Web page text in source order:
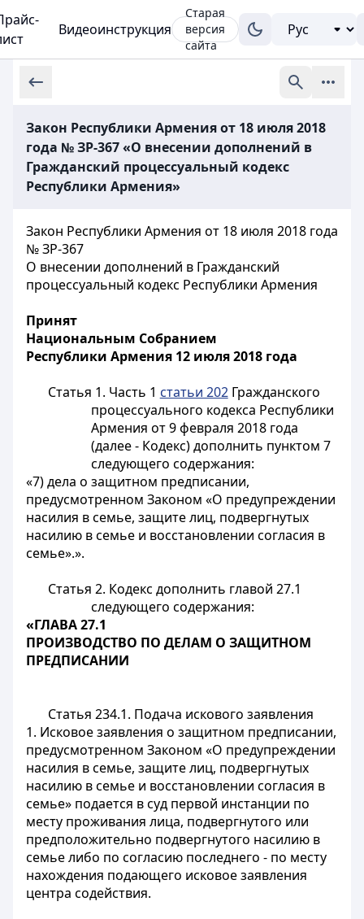
Видеоинструкция
Старая
версия
сайта
Закон Республики Армения от 18 июля 2018
года № ЗР-367 «О внесении дополнений в
Гражданский процессуальный кодекс
Республики Армения»
Закон Республики Армения от 18 июля 2018 года
№ ЗР-367
О внесении дополнений в Гражданский
процессуальный кодекс Республики Армения
Принят
Национальным Собранием
Республики Армения 12 июля 2018 года
Статья 1. Часть 1 статьи 202Гражданского
процессуального кодекса Республики
Армения от 9 февраля 2018 года
(далее - Кодекс) дополнить пунктом 7
следующего содержания:
«7) дела о защитном предписании,
предусмотренном Законом «О предупреждении
насилия в семье, защите лиц, подвергнутых
насилию в семье и восстановлении согласия в
семье».».
Статья 2. Кодекс дополнить главой 27.1
следующего содержания:
«ГЛАВА 27.1
ПРОИЗВОДСТВО ПО ДЕЛАМ О ЗАЩИТНОМ
ПРЕДПИСАНИИ
Статья 234.1. Подача искового заявления
1. Исковое заявления о защитном предписании,
предусмотренном Законом «О предупреждении
насилия в семье, защите лиц, подвергнутых
насилию в семье и восстановлении согласия в
семье» подается в суд первой инстанции по
месту проживания лица, подвергнутого или
предположительно подвергнутого насилию в
семье либо по согласию последнего - по месту
нахождения подающего исковое заявления
центра содействия.